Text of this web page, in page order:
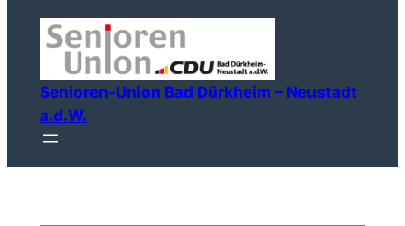
Inhalt
springen
Senioren-Union Bad Dürkheim – Neustadt
a.d.W.